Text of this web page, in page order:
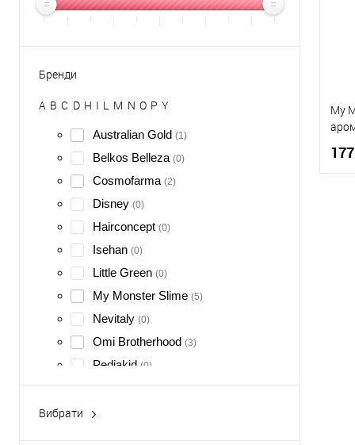
Бренди
A B C D H I L M N O P Y
Australian Gold (1)
Belkos Belleza (0)
Cosmofarma (2)
Disney (0)
Hairconcept (0)
Isehan (0)
Little Green (0)
My Monster Slime (5)
Nevitaly (0)
Omi Brotherhood (3)
Pediakid (0)
Philip Martin's (1)
Yuhada
Вибрати
My